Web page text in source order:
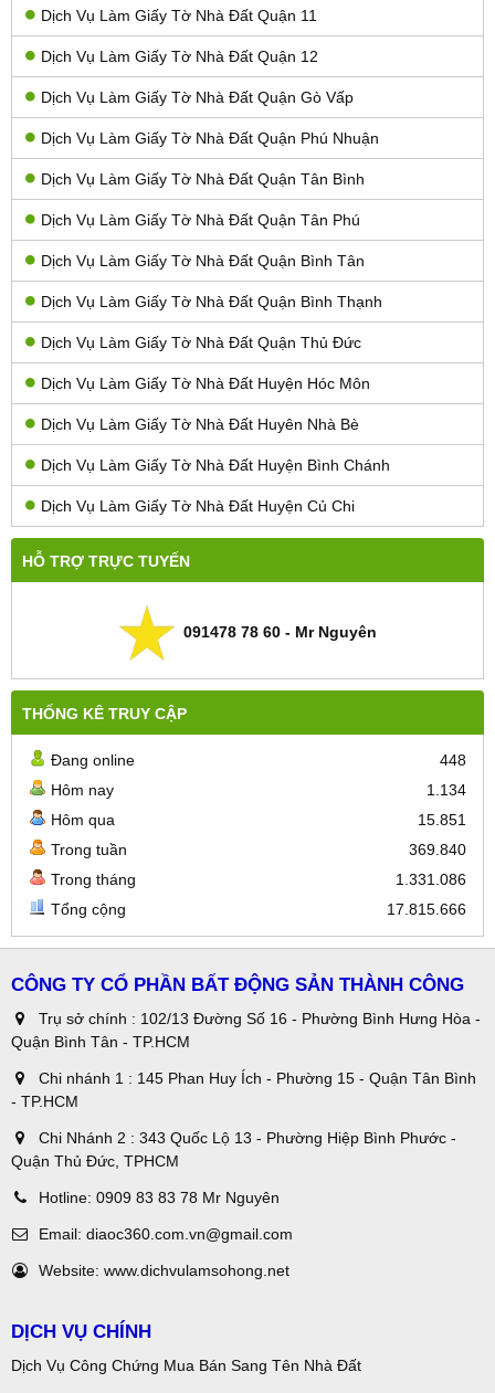
Dịch Vụ Làm Giấy Tờ Nhà Đất Quận 11
Dịch Vụ Làm Giấy Tờ Nhà Đất Quận 12
Dịch Vụ Làm Giấy Tờ Nhà Đất Quận Gò Vấp
Dịch Vụ Làm Giấy Tờ Nhà Đất Quận Phú Nhuận
Dịch Vụ Làm Giấy Tờ Nhà Đất Quận Tân Bình
Dịch Vụ Làm Giấy Tờ Nhà Đất Quận Tân Phú
Dịch Vụ Làm Giấy Tờ Nhà Đất Quận Bình Tân
Dịch Vụ Làm Giấy Tờ Nhà Đất Quận Bình Thạnh
Dịch Vụ Làm Giấy Tờ Nhà Đất Quận Thủ Đức
Dịch Vụ Làm Giấy Tờ Nhà Đất Huyện Hóc Môn
Dịch Vụ Làm Giấy Tờ Nhà Đất Huyên Nhà Bè
Dịch Vụ Làm Giấy Tờ Nhà Đất Huyện Bình Chánh
Dịch Vụ Làm Giấy Tờ Nhà Đất Huyện Củ Chi
HỖ TRỢ TRỰC TUYẾN
091478 78 60 - Mr Nguyên
THỐNG KÊ TRUY CẬP
Đang online
448
Hôm nay
1.134
Hôm qua
15.851
Trong tuần
369.840
Trong tháng
1.331.086
Tổng cộng
17.815.666
CÔNG TY CỔ PHẦN BẤT ĐỘNG SẢN THÀNH CÔNG
Trụ sở chính : 102/13 Đường Số 16 - Phường Bình Hưng Hòa -
Quận Bình Tân - TP.HCM
Chi nhánh 1 : 145 Phan Huy Ích - Phường 15 - Quận Tân Bình
- TP.HCM
Chi Nhánh 2 : 343 Quốc Lộ 13 - Phường Hiệp Bình Phước -
Quận Thủ Đức, TPHCM
Hotline: 0909 83 83 78 Mr Nguyên
Email: diaoc360.com.vn@gmail.com
Website: www.dichvulamsohong.net
DỊCH VỤ CHÍNH
Dịch Vụ Công Chứng Mua Bán Sang Tên Nhà Đất